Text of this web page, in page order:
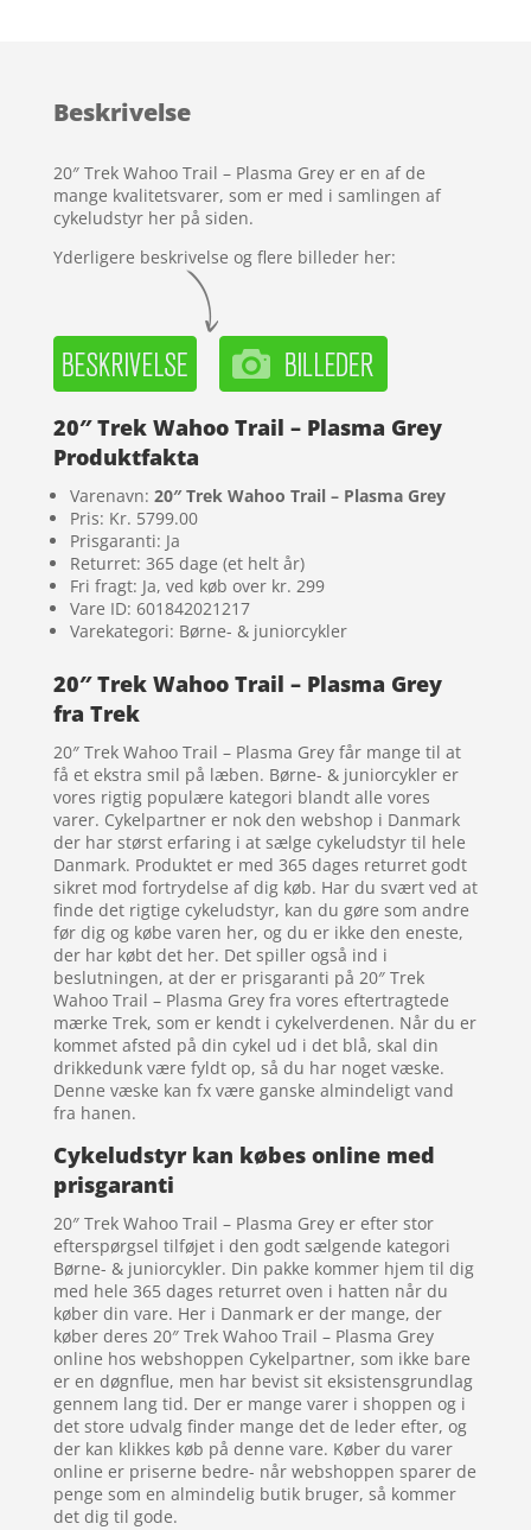
kundebedøm
Beskrivelse
20″ Trek Wahoo Trail – Plasma Grey er en af de
mange kvalitetsvarer, som er med i samlingen af
cykeludstyr her på siden.
Yderligere beskrivelse og flere billeder her:
20″ Trek Wahoo Trail – Plasma Grey
Produktfakta
Varenavn: 20″ Trek Wahoo Trail – Plasma Grey
Pris: Kr. 5799.00
Prisgaranti: Ja
Returret: 365 dage (et helt år)
Fri fragt: Ja, ved køb over kr. 299
Vare ID: 601842021217
Varekategori: Børne- & juniorcykler
20″ Trek Wahoo Trail – Plasma Grey
fra Trek
20″ Trek Wahoo Trail – Plasma Grey får mange til at
få et ekstra smil på læben. Børne- & juniorcykler er
vores rigtig populære kategori blandt alle vores
varer. Cykelpartner er nok den webshop i Danmark
der har størst erfaring i at sælge cykeludstyr til hele
Danmark. Produktet er med 365 dages returret godt
sikret mod fortrydelse af dig køb. Har du svært ved at
finde det rigtige cykeludstyr, kan du gøre som andre
før dig og købe varen her, og du er ikke den eneste,
der har købt det her. Det spiller også ind i
beslutningen, at der er prisgaranti på 20″ Trek
Wahoo Trail – Plasma Grey fra vores eftertragtede
mærke Trek, som er kendt i cykelverdenen. Når du er
kommet afsted på din cykel ud i det blå, skal din
drikkedunk være fyldt op, så du har noget væske.
Denne væske kan fx være ganske almindeligt vand
fra hanen.
Cykeludstyr kan købes online med
prisgaranti
20″ Trek Wahoo Trail – Plasma Grey er efter stor
efterspørgsel tilføjet i den godt sælgende kategori
Børne- & juniorcykler. Din pakke kommer hjem til dig
med hele 365 dages returret oven i hatten når du
køber din vare. Her i Danmark er der mange, der
køber deres 20″ Trek Wahoo Trail – Plasma Grey
online hos webshoppen Cykelpartner, som ikke bare
er en døgnflue, men har bevist sit eksistensgrundlag
gennem lang tid. Der er mange varer i shoppen og i
det store udvalg finder mange det de leder efter, og
der kan klikkes køb på denne vare. Køber du varer
online er priserne bedre- når webshoppen sparer de
penge som en almindelig butik bruger, så kommer
det dig til gode.